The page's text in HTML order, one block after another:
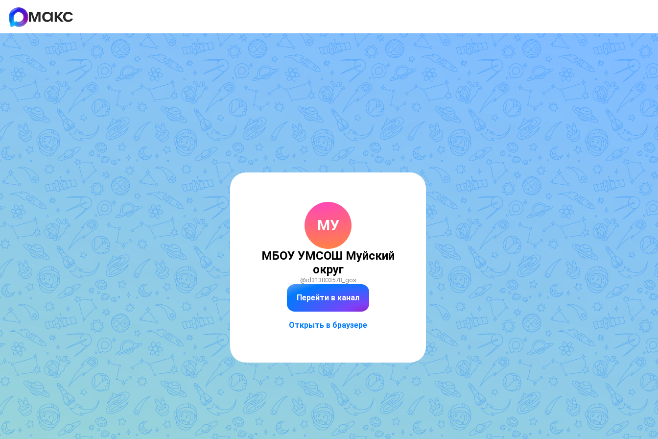
МУ
МБОУ УМСОШ Муйский
округ
@id313003578_gos
Перейти в канал
Открыть в браузере